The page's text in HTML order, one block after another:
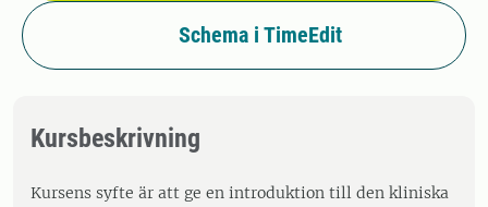
Schema i TimeEdit
Kursbeskrivning
Kursens syfte är att ge en introduktion till den kliniska